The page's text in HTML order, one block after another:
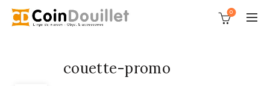
0
couette-promo